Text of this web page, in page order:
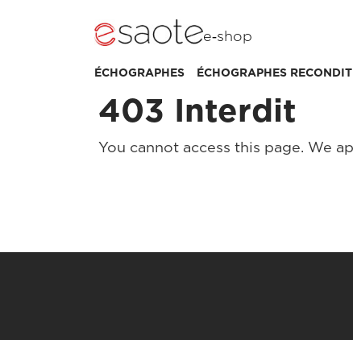
e‑shop
ÉCHOGRAPHES ÉCHOGRAPHES
403 Interdit
You cannot access this page. We